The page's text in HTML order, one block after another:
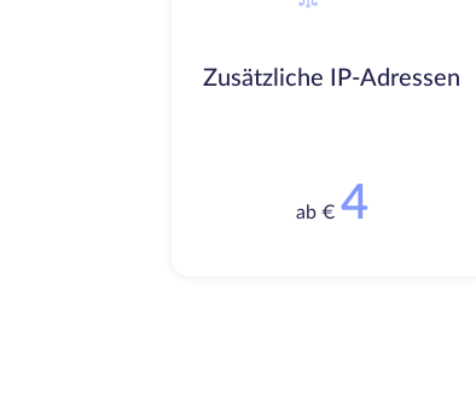
Zusätzliche IP-Adressen
ab € 4